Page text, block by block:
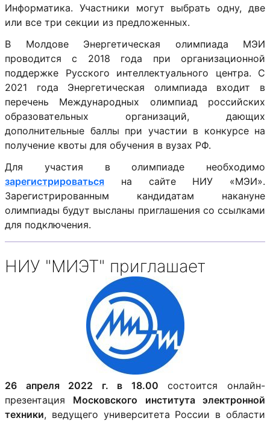
Информатика. Участники могут выбрать одну, две
или все три секции из предложенных.
В Молдове Энергетическая олимпиада МЭИ
проводится с 2018 года при организационной
поддержке Русского интеллектуального центра. С
2021 года Энергетическая олимпиада входит в
перечень Международных олимпиад российских
образовательных организаций, дающих
дополнительные баллы при участии в конкурсе на
получение квоты для обучения в вузах РФ.
Для участия в олимпиаде необходимо
зарегистрироваться на сайте НИУ «МЭИ».
Зарегистрированным кандидатам накануне
олимпиады будут высланы приглашения со ссылками
для подключения.
НИУ "МИЭТ" приглашает
26 апреля 2022 г. в 18.00 состоится онлайн-
презентация Московского института электронной
техники, ведущего университета России в области